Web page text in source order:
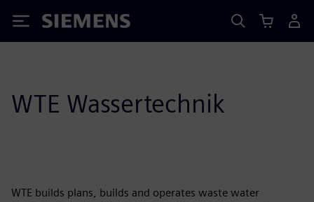
Siemens
WTE Wassertechnik
WTE builds plans, builds and operates waste water